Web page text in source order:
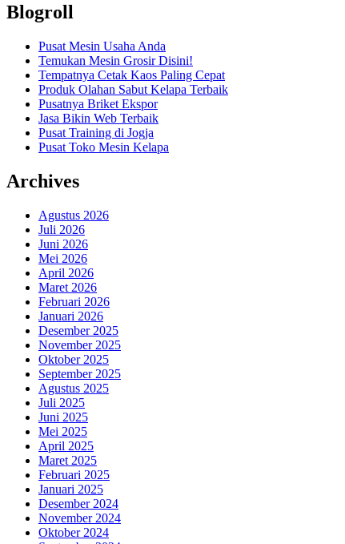
Blogroll
Pusat Mesin Usaha Anda
Temukan Mesin Grosir Disini!
Tempatnya Cetak Kaos Paling Cepat
Produk Olahan Sabut Kelapa Terbaik
Pusatnya Briket Ekspor
Jasa Bikin Web Terbaik
Pusat Training di Jogja
Pusat Toko Mesin Kelapa
Archives
Agustus 2026
Juli 2026
Juni 2026
Mei 2026
April 2026
Maret 2026
Februari 2026
Januari 2026
Desember 2025
November 2025
Oktober 2025
September 2025
Agustus 2025
Juli 2025
Juni 2025
Mei 2025
April 2025
Maret 2025
Februari 2025
Januari 2025
Desember 2024
November 2024
Oktober 2024